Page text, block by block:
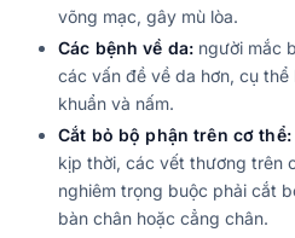
võng mạc, gây mù lòa.
Các bệnh về da: người mắc
các vấn đề về da hơn, cụ
khuẩn và nấm.
Cắt bỏ bộ phận trên cơ thể:
kịp thời, các vết thương trên
nghiêm trọng buộc phải cắt
bàn chân hoặc cẳng chân.